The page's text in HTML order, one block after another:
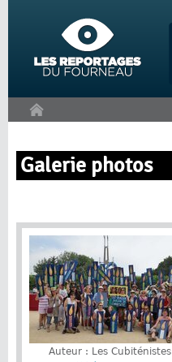
Galerie photos
Auteur : Les Cubiténistes